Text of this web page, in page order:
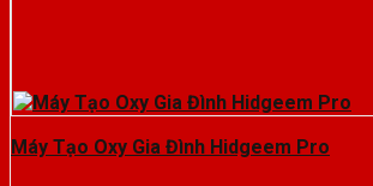
Máy Tạo Oxy Gia Đình Hidgeem Pro